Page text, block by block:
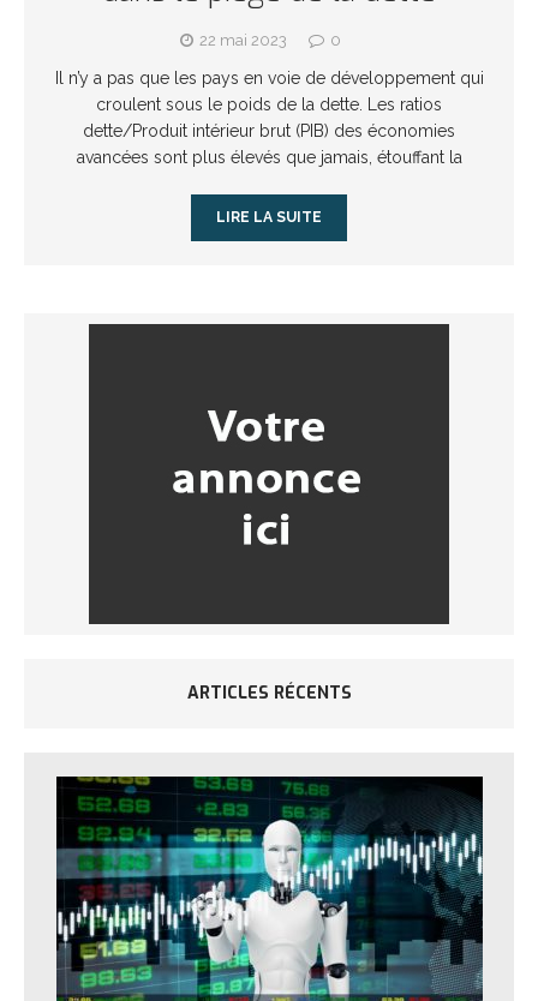
22 mai 2023 0
Il n’y a pas que les pays en voie de développement qui
croulent sous le poids de la dette. Les ratios
dette/Produit intérieur brut (PIB) des économies
avancées sont plus élevés que jamais, étouffant la
LIRE LA SUITE
ARTICLES RÉCENTS